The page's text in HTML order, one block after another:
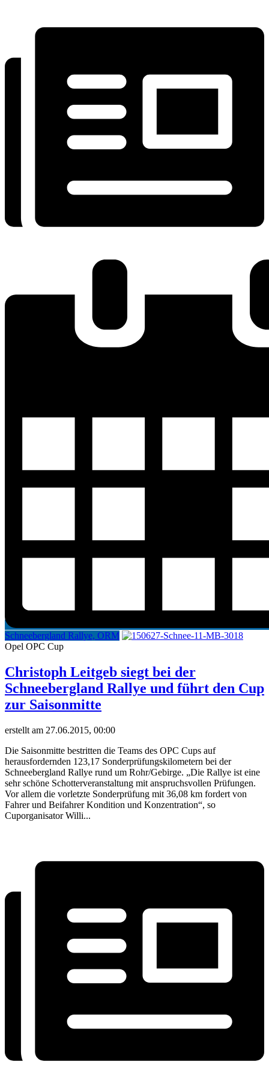
Schneebergland Rallye, ORM
Opel OPC Cup
Christoph Leitgeb siegt bei der
Schneebergland Rallye und führt den Cup
zur Saisonmitte
erstellt am 27.06.2015, 00:00
Die Saisonmitte bestritten die Teams des OPC Cups auf
herausfordernden 123,17 Sonderprüfungskilometern bei der
Schneebergland Rallye rund um Rohr/Gebirge. „Die Rallye ist eine
sehr schöne Schotterveranstaltung mit anspruchsvollen Prüfungen.
Vor allem die vorletzte Sonderprüfung mit 36,08 km fordert von
Fahrer und Beifahrer Kondition und Konzentration“, so
Cuporganisator Willi...